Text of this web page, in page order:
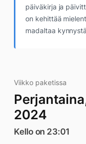
päiväkirja ja
on kehittää
madaltaa
Viikko paketissa
2024
Kello on 23:01